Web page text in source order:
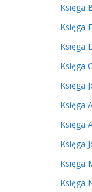
Księga
Księga
Księga
Księga
Księga
Księga
Księga
Księga
Księga
Księga